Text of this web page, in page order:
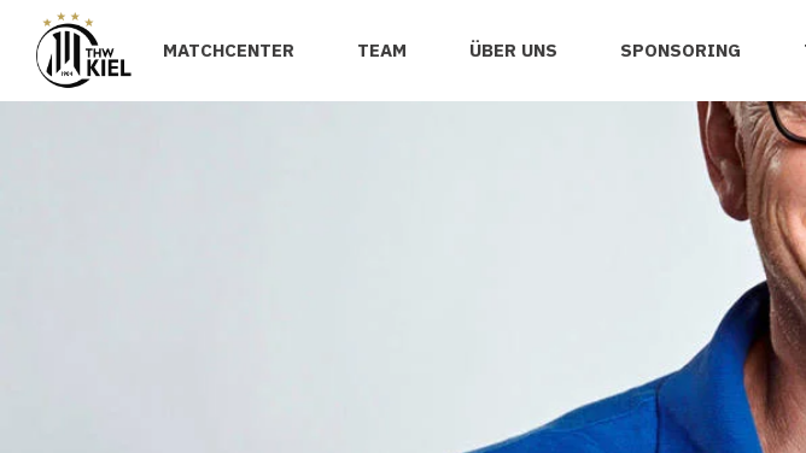
MATCHCENTER TEAM ÜBER UNS SPONSORING